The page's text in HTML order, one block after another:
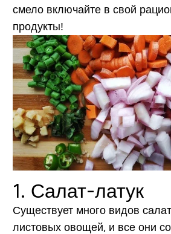
смело включайте в свой
продукты!
1. Салат-латук
Существует много видов
листовых овощей, и все они